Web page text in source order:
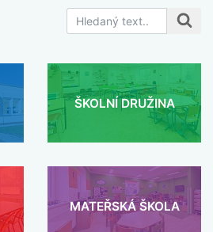
ŠKOLNÍ DRUŽINA
MATEŘSKÁ ŠKOLA